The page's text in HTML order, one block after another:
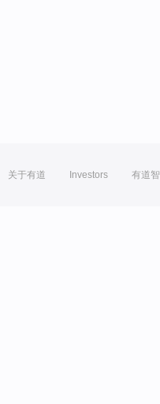
关于有道 Investors 有道